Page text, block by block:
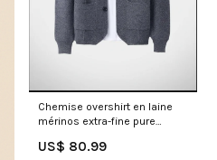
Chemise overshirt en laine
mérinos extra-fine pure
US$ 80.99